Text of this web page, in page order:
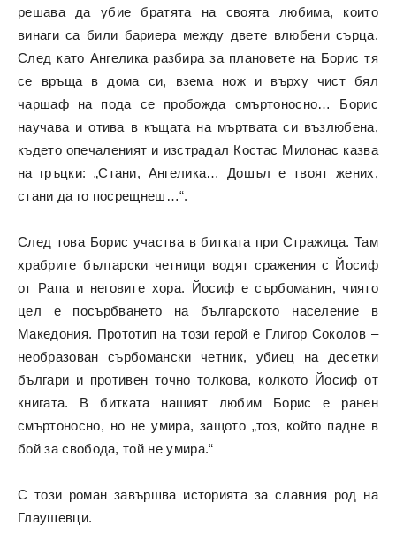
решава да убие братята на своята любима, които
винаги са били бариера между двете влюбени сърца.
След като Ангелика разбира за плановете на Борис тя
се връща в дома си, взема нож и върху чист бял
чаршаф на пода се пробожда смъртоносно… Борис
научава и отива в къщата на мъртвата си възлюбена,
където опечаленият и изстрадал Костас Милонас казва
на гръцки: „Стани, Ангелика… Дошъл е твоят жених,
стани да го посрещнеш…“.
След това Борис участва в битката при Стражица. Там
храбрите български четници водят сражения с Йосиф
от Рапа и неговите хора. Йосиф е сърбоманин, чиято
цел е посърбването на българското население в
Македония. Прототип на този герой е Глигор Соколов –
необразован сърбомански четник, убиец на десетки
българи и противен точно толкова, колкото Йосиф от
книгата. В битката нашият любим Борис е ранен
смъртоносно, но не умира, защото „тоз, който падне в
бой за свобода, той не умира.“
С този роман завършва историята за славния род на
Глаушевци.